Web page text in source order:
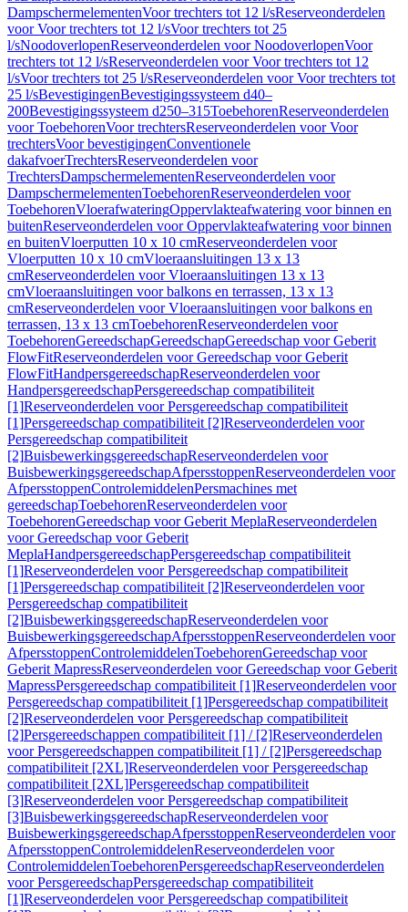
DampschermelementenVoor trechters tot 12 l/sReserveonderdelen
voor Voor trechters tot 12 l/sVoor trechters tot 25
l/sNoodoverlopenReserveonderdelen voor NoodoverlopenVoor
trechters tot 12 l/sReserveonderdelen voor Voor trechters tot 12
l/sVoor trechters tot 25 l/sReserveonderdelen voor Voor trechters tot
25 l/sBevestigingenBevestigingssysteem d40–
200Bevestigingssysteem d250–315ToebehorenReserveonderdelen
voor ToebehorenVoor trechtersReserveonderdelen voor Voor
trechtersVoor bevestigingenConventionele
dakafvoerTrechtersReserveonderdelen voor
TrechtersDampschermelementenReserveonderdelen voor
DampschermelementenToebehorenReserveonderdelen voor
ToebehorenVloerafwateringOppervlakteafwatering voor binnen en
buitenReserveonderdelen voor Oppervlakteafwatering voor binnen
en buitenVloerputten 10 x 10 cmReserveonderdelen voor
Vloerputten 10 x 10 cmVloeraansluitingen 13 x 13
cmReserveonderdelen voor Vloeraansluitingen 13 x 13
cmVloeraansluitingen voor balkons en terrassen, 13 x 13
cmReserveonderdelen voor Vloeraansluitingen voor balkons en
terrassen, 13 x 13 cmToebehorenReserveonderdelen voor
ToebehorenGereedschapGereedschapGereedschap voor Geberit
FlowFitReserveonderdelen voor Gereedschap voor Geberit
FlowFitHandpersgereedschapReserveonderdelen voor
HandpersgereedschapPersgereedschap compatibiliteit
[1]Reserveonderdelen voor Persgereedschap compatibiliteit
[1]Persgereedschap compatibiliteit [2]Reserveonderdelen voor
Persgereedschap compatibiliteit
[2]BuisbewerkingsgereedschapReserveonderdelen voor
BuisbewerkingsgereedschapAfpersstoppenReserveonderdelen voor
AfpersstoppenControlemiddelenPersmachines met
gereedschapToebehorenReserveonderdelen voor
ToebehorenGereedschap voor Geberit MeplaReserveonderdelen
voor Gereedschap voor Geberit
MeplaHandpersgereedschapPersgereedschap compatibiliteit
[1]Reserveonderdelen voor Persgereedschap compatibiliteit
[1]Persgereedschap compatibiliteit [2]Reserveonderdelen voor
Persgereedschap compatibiliteit
[2]BuisbewerkingsgereedschapReserveonderdelen voor
BuisbewerkingsgereedschapAfpersstoppenReserveonderdelen voor
AfpersstoppenControlemiddelenToebehorenGereedschap voor
Geberit MapressReserveonderdelen voor Gereedschap voor Geberit
MapressPersgereedschap compatibiliteit [1]Reserveonderdelen voor
Persgereedschap compatibiliteit [1]Persgereedschap compatibiliteit
[2]Reserveonderdelen voor Persgereedschap compatibiliteit
[2]Persgereedschappen compatibiliteit [1] / [2]Reserveonderdelen
voor Persgereedschappen compatibiliteit [1] / [2]Persgereedschap
compatibiliteit [2XL]Reserveonderdelen voor Persgereedschap
compatibiliteit [2XL]Persgereedschap compatibiliteit
[3]Reserveonderdelen voor Persgereedschap compatibiliteit
[3]BuisbewerkingsgereedschapReserveonderdelen voor
BuisbewerkingsgereedschapAfpersstoppenReserveonderdelen voor
AfpersstoppenControlemiddelenReserveonderdelen voor
ControlemiddelenToebehorenPersgereedschapReserveonderdelen
voor PersgereedschapPersgereedschap compatibiliteit
[1]Reserveonderdelen voor Persgereedschap compatibiliteit